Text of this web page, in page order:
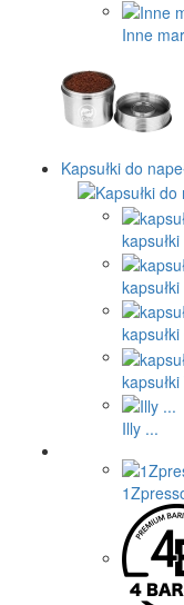
Inne
Kapsułki do
Illy ...